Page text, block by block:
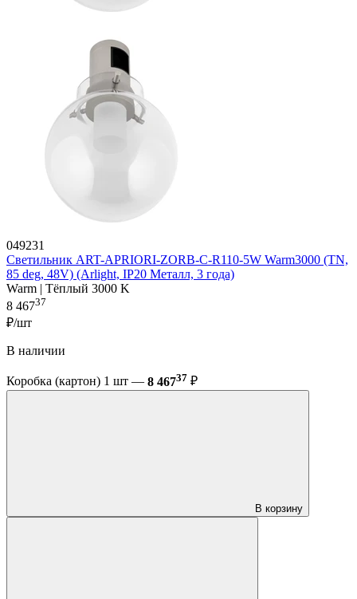
049231
Светильник ART-APRIORI-ZORB-С-R110-5W Warm3000 (TN,
85 deg, 48V) (Arlight, IP20 Металл, 3 года)
Warm | Тёплый 3000 K
8 46737
₽/шт
В наличии
Коробка (картон) 1 шт — 8 46737 ₽
В корзину